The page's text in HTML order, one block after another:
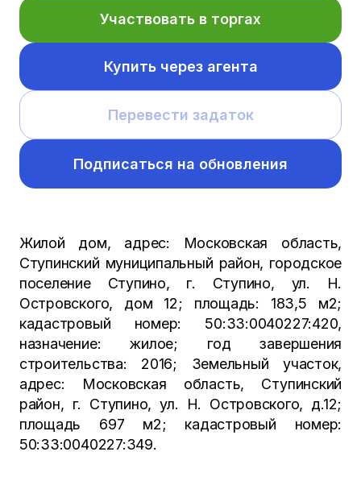
Участвовать в торгах
Купить через агента
Перевести задаток
Подписаться на обновления
Жилой дом, адрес: Московская область,
Ступинский муниципальный район, городское
поселение Ступино, г. Ступино, ул. Н.
Островского, дом 12; площадь: 183,5 м2;
кадастровый номер: 50:33:0040227:420,
назначение: жилое; год завершения
строительства: 2016; Земельный участок,
адрес: Московская область, Ступинский
район, г. Ступино, ул. Н. Островского, д.12;
площадь 697 м2; кадастровый номер:
50:33:0040227:349.